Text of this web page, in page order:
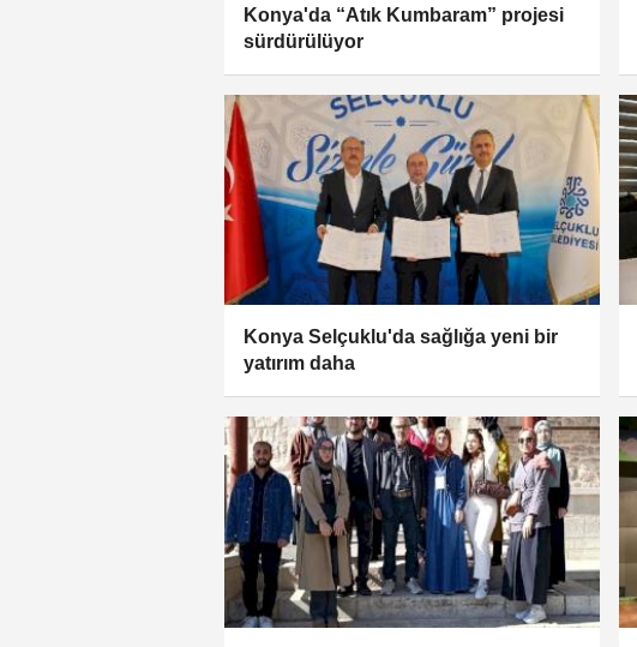
Konya'da “Atık Kumbaram” projesi
sürdürülüyor
Konya Selçuklu'da sağlığa yeni bir
yatırım daha